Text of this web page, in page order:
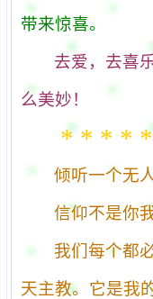
带来惊喜。
去爱，去喜
么美妙！
* * * *
倾听一个无
信仰不是你
我们每个都
天主教。它是我